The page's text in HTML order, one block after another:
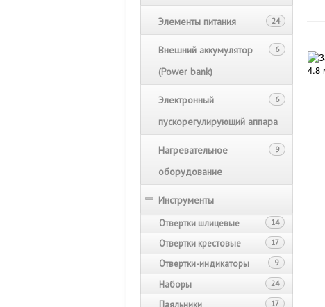
24
Элементы питания
6
Внешний аккумулятор
(Power bank)
6
Электронный
пускорегулирующий аппара
9
Нагревательное
оборудование
Инструменты
14
Отвертки шлицевые
17
Отвертки крестовые
9
Отвертки-индикаторы
24
Наборы
17
Паяльники